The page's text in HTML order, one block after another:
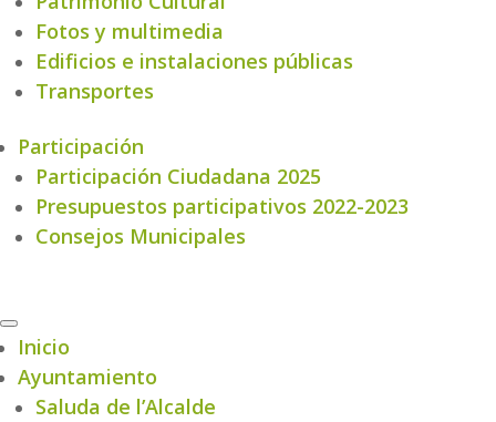
Fotos y multimedia
Edificios e instalaciones públicas
Transportes
Participación
Participación Ciudadana 2025
Presupuestos participativos 2022-2023
Consejos Municipales
Inicio
Ayuntamiento
Saluda de l’Alcalde